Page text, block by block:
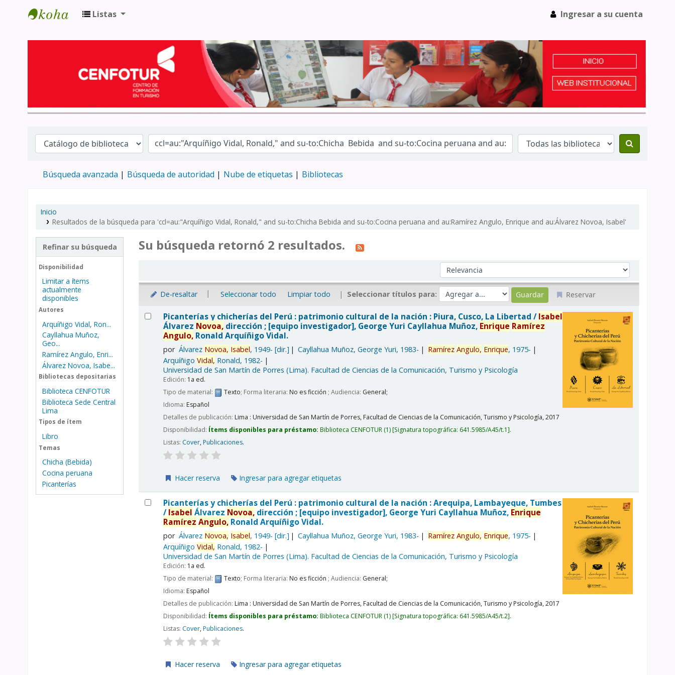
Listas Ingresar a su cuenta
Búsqueda avanzada Búsqueda de autoridad Nube de etiquetas Bibliotecas
Inicio
Resultados de la búsqueda para 'ccl=au:"Arquíñigo Vidal, Ronald," and su-to:Chicha Bebida and su-to:Cocina peruana and au:Ramírez Angulo, Enrique and au:Álvarez Novoa, Isabel'
Refinar su búsqueda
Disponibilidad
Limitar a ítems
actualmente
disponibles
Autores
Arquíñigo Vidal, Ron...
Cayllahua Muñoz,
Geo...
Ramírez Angulo, Enri...
Álvarez Novoa, Isabe...
Bibliotecas depositarias
Biblioteca CENFOTUR
Biblioteca Sede Central
Lima
Tipos de ítem
Libro
Temas
Chicha (Bebida)
Cocina peruana
Picanterías
Su búsqueda retornó 2 resultados.
Ordenar por:
De-resaltar Seleccionar todo Limpiar todo Seleccionar títulos para: Reservar
Resultados
Picanterías y chicherías del Perú : patrimonio cultural de la nación : Piura, Cusco, La Libertad /Isabel
Álvarez Novoa, dirección ; [equipo investigador], George Yuri Cayllahua Muñoz, Enrique Ramírez
Angulo, Ronald Arquíñigo Vidal.
por Álvarez Novoa, Isabel, 1949- [dir.] Cayllahua Muñoz, George Yuri, 1983- Ramírez Angulo, Enrique, 1975-
ArquíñigoVidal, Ronald, 1982-
Universidad de San Martín de Porres (Lima). Facultad de Ciencias de la Comunicación, Turismo y Psicología
Edición: 1a ed.
Tipo de material:
Texto; Forma literaria:No es ficción ; Audiencia: General;
Idioma:Español
Detalles de publicación:Lima : Universidad de San Martín de Porres, Facultad de Ciencias de la Comunicación, Turismo y Psicología,2017
Disponibilidad: Ítems disponibles para préstamo:Biblioteca CENFOTUR (1) Signatura topográfica: 641.5985/A45/t.1 .
Listas: Cover,Publicaciones.
Hacer reserva Ingresar para agregar etiquetas
Picanterías y chicherías del Perú : patrimonio cultural de la nación : Arequipa, Lambayeque, Tumbes
/Isabel Álvarez Novoa, dirección ; [equipo investigador], George Yuri Cayllahua Muñoz, Enrique
Ramírez Angulo, Ronald Arquíñigo Vidal.
por Álvarez Novoa, Isabel, 1949- [dir.] Cayllahua Muñoz, George Yuri, 1983- Ramírez Angulo, Enrique, 1975-
ArquíñigoVidal, Ronald, 1982-
Universidad de San Martín de Porres (Lima). Facultad de Ciencias de la Comunicación, Turismo y Psicología
Edición: 1a ed.
Tipo de material:
Texto; Forma literaria:No es ficción ; Audiencia: General;
Idioma:Español
Detalles de publicación:Lima : Universidad de San Martín de Porres, Facultad de Ciencias de la Comunicación, Turismo y Psicología,2017
Disponibilidad: Ítems disponibles para préstamo:Biblioteca CENFOTUR (1) Signatura topográfica: 641.5985/A45/t.2 .
Listas: Cover,Publicaciones.
Hacer reserva Ingresar para agregar etiquetas